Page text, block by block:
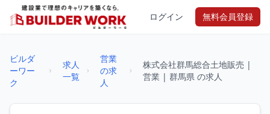
ログイン 無料会員登録
ビルダ
ーワー
ク
求人
一覧
営業
の求
人
株式会社群馬総合土地販売 |
営業 | 群馬県 の求人